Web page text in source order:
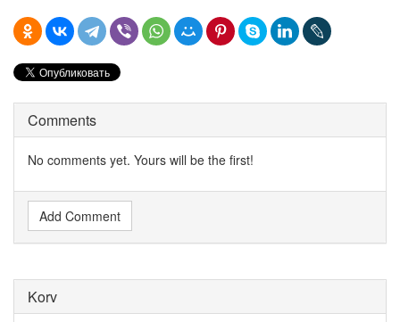
Comments
No comments yet. Yours will be the first!
Add Comment
Korv